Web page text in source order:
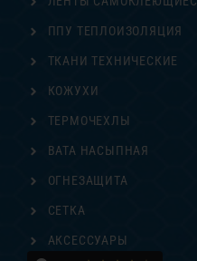
ППУ ТЕПЛОИЗОЛЯЦИЯ
ТКАНИ ТЕХНИЧЕСКИЕ
КОЖУХИ
ТЕРМОЧЕХЛЫ
ВАТА НАСЫПНАЯ
ОГНЕЗАЩИТА
СЕТКА
АКСЕССУАРЫ